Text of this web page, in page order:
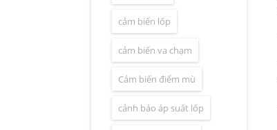
cảm biến lốp
cảm biến va chạm
Cảm biến điểm mù
cảnh báo áp suất lốp